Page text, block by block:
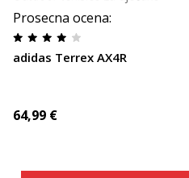
Prosecna ocena:
adidas Terrex AX4R
64,99 €